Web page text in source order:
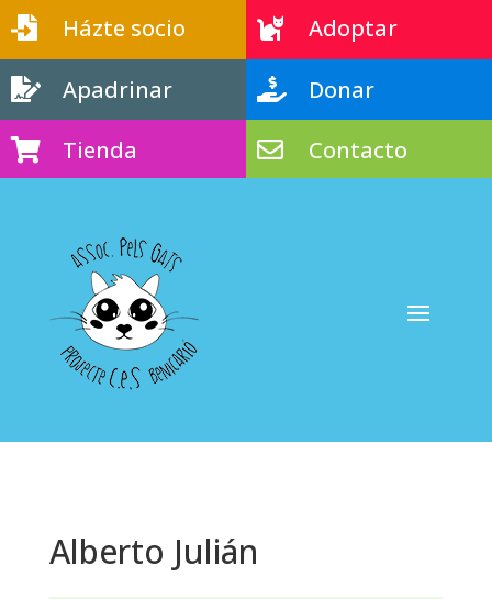
 Házte socio  Adoptar
 Apadrinar  Donar
 Tienda  Contacto
Alberto Julián